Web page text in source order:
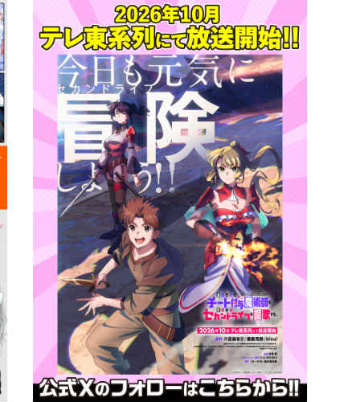
詳細ページへのリンク